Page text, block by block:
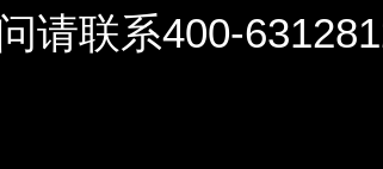
请联系400-